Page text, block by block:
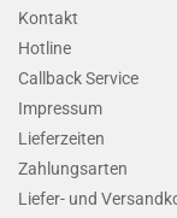
Kontakt
Hotline
Callback Service
Impressum
Lieferzeiten
Zahlungsarten
Liefer- und